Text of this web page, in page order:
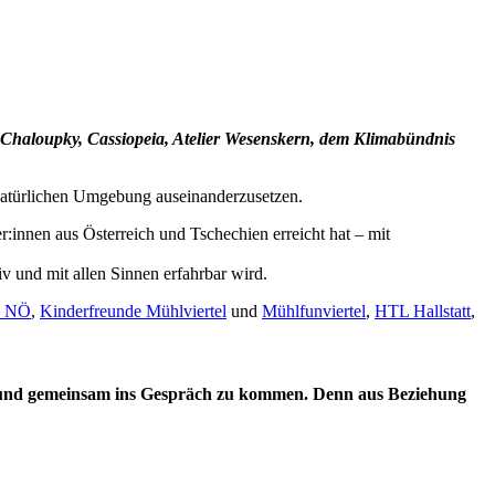
Cassiopeia, Atelier Wesenskern, dem Klimabündnis
Umgebung auseinanderzusetzen.
aus Österreich und Tschechien erreicht hat – mit
und mit allen Sinnen erfahrbar wird.
NÖ, Kinderfreunde Mühlviertel und Mühlfunviertel, HTL Hallstatt,
gemeinsam ins Gespräch zu kommen. Denn aus Beziehung